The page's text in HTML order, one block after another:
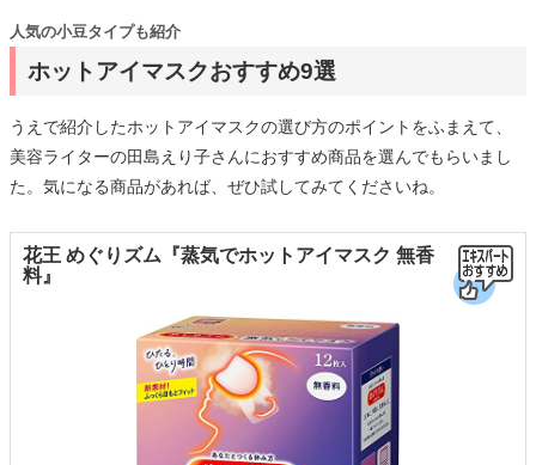
ホットアイマスクおすすめ9選
人気の小豆タイプも紹介
うえで紹介したホットアイマスクの選び方のポイントをふまえて、
美容ライターの田島えり子さんにおすすめ商品を選んでもらいまし
た。気になる商品があれば、ぜひ試してみてくださいね。
花王 めぐりズム『蒸気でホットアイマスク 無香
料』